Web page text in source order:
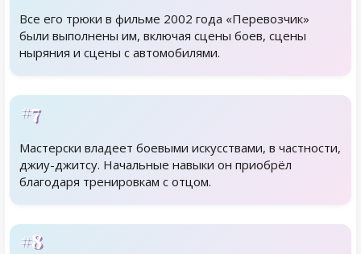
Все его трюки в фильме 2002 года «Перевозчик»
были выполнены им, включая сцены боев, сцены
ныряния и сцены с автомобилями.
#7
Мастерски владеет боевыми искусствами, в частности,
джиу-джитсу. Начальные навыки он приобрёл
благодаря тренировкам с отцом.
#8